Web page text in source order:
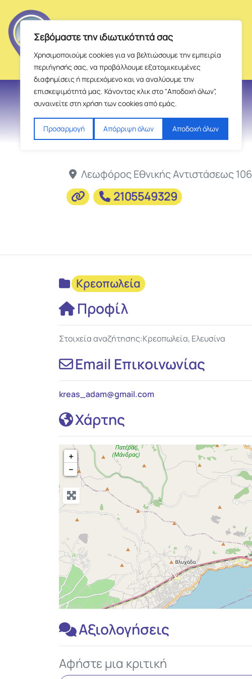
Σεβόμαστε την ιδιωτικότητά σας
Χρησιμοποιούμε cookies για να βελτιώσουμε την εμπειρία
περιήγησής σας, να προβάλλουμε εξατομικευμένες
διαφημίσεις ή περιεχόμενο και να αναλύουμε την
επισκεψιμότητά μας. Κάνοντας κλικ στο "Αποδοχή όλων",
συναινείτε στη χρήση των cookies από εμάς.
Προσαρμογή Απόρριψη όλων Αποδοχή όλων
Λεωφόρος Εθνικής Αντιστάσεως 106
2105549329
Κρεοπωλεία
Προφίλ
Στοιχεία αναζήτησης:Κρεοπωλεία, Ελευσίνα
Email Επικοινωνίας
kreas_adam@gmail.com
Χάρτης
+
−
Αξιολογήσεις
Αφήστε μια κριτική